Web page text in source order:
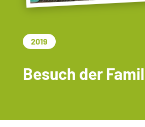
2019
Besuch der